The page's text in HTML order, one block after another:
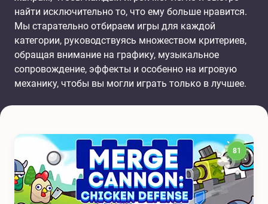
найти исключительно то, что ему больше нравится.
Мы старательно отбираем игры для каждой
категории, руководствуясь множеством критериев,
обращая внимание на графику, музыкальное
сопровождение, эффекты и особенно на игровую
механику, чтобы вы могли играть только в лучшее.
81